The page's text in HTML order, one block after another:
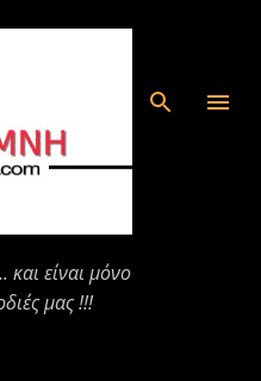
περιεχόμενο
είναι μόνο
μας !!!